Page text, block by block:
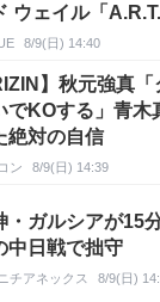
ウェイル「
8/9(日) 14:40
】秋元強真
でKOする」青木
絶対の自信
ン 8/9(日) 14:39
・ガルシアが15
中日戦で拙守
チアネックス 8/9(日)